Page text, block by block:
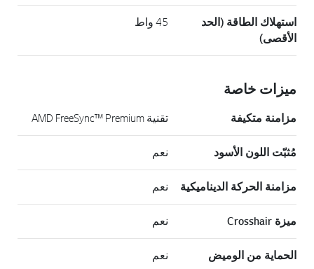
استهلاك الطاقة (الحد
الأقصى)
45 واط
ميزات خاصة
مزامنة متكيفة تقنية AMD FreeSync™ Premium
مُثبّت اللون الأسود نعم
مزامنة الحركة الديناميكية نعم
ميزة Crosshair نعم
الحماية من الوميض نعم